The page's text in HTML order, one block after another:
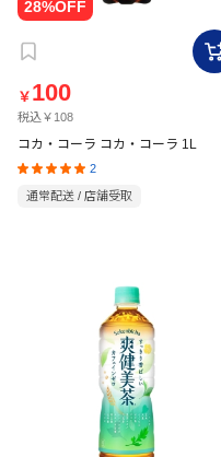
￥ 100
税込￥108
コカ・コーラ コカ・コーラ 1L
2
通常配送 / 店舗受取